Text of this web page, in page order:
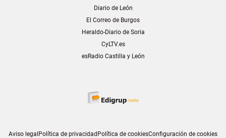
Diario de León
El Correo de Burgos
Heraldo-Diario de Soria
CyLTV.es
esRadio Castilla y León
Aviso legal Política de privacidad Política de cookiesConfiguración de cookies